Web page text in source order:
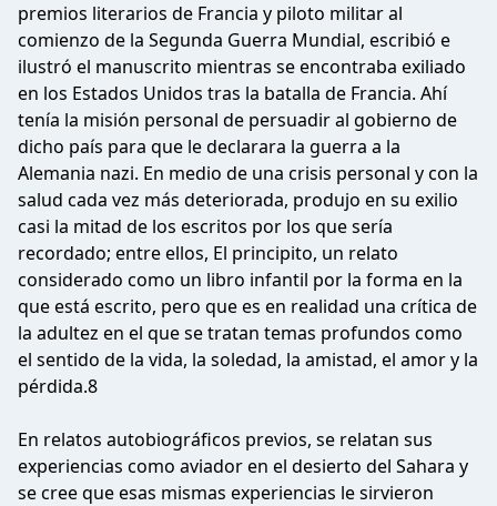
premios literarios de Francia y piloto militar al
comienzo de la Segunda Guerra Mundial, escribió e
ilustró el manuscrito mientras se encontraba exiliado
en los Estados Unidos tras la batalla de Francia. Ahí
tenía la misión personal de persuadir al gobierno de
dicho país para que le declarara la guerra a la
Alemania nazi. En medio de una crisis personal y con la
salud cada vez más deteriorada, produjo en su exilio
casi la mitad de los escritos por los que sería
recordado; entre ellos, El principito, un relato
considerado como un libro infantil por la forma en la
que está escrito, pero que es en realidad una crítica de
la adultez en el que se tratan temas profundos como
el sentido de la vida, la soledad, la amistad, el amor y la
pérdida.8​
En relatos autobiográficos previos, se relatan sus
experiencias como aviador en el desierto del Sahara y
se cree que esas mismas experiencias le sirvieron